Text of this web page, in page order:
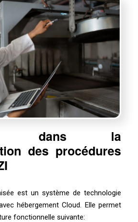
dans la
des procédures
est un système de technologie
hébergement Cloud. Elle permet
fonctionnelle suivante: